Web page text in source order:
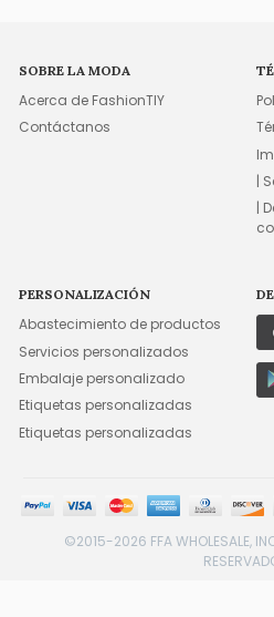
SOBRE LA MODA
Acerca de FashionTIY
Contáctanos
|
|
PERSONALIZACIÓN
Abastecimiento de productos
Servicios personalizados
Embalaje personalizado
Etiquetas personalizadas
Etiquetas personalizadas
©2015-2026 FFA WHOLESALE,